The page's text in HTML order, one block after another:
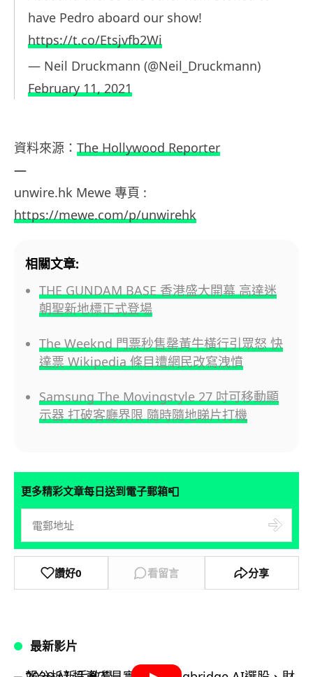
have Pedro aboard our show!
https://t.co/Etsjvfb2Wi
— Neil Druckmann (@Neil_Druckmann)
February 11, 2021
資料來源： The Hollywood Reporter
—
unwire.hk Mewe 專頁 :
https://mewe.com/p/unwirehk
相關文章:
THE GUNDAM BASE 香港盛大開幕 高達迷
朝聖新地標正式登場
The Weeknd 門票秒售罄黃牛橫行引眾怒 快
達票 Wikipedia 條目遭網民改寫洩憤
Samsung The Movingstyle 27 吋可移動顯
示器 打破客廳界限 隨時隨地睇片打機
更多精彩文章每日送到電子郵箱📮
讚好0 看留言 分享
最新影片